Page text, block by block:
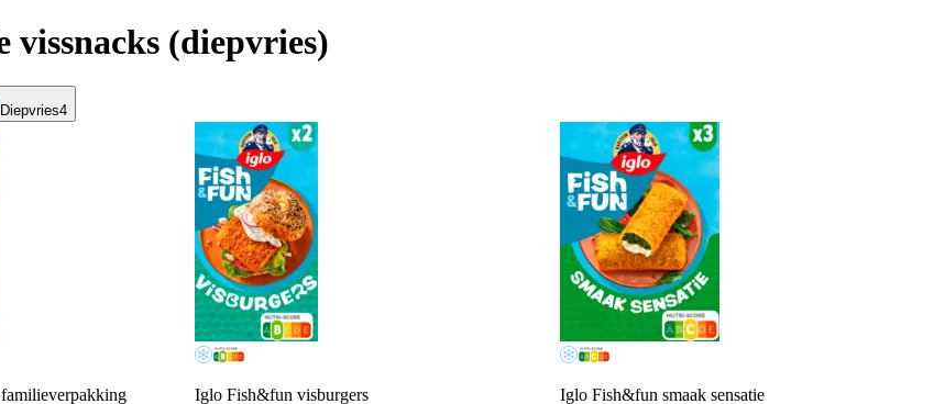
vissnacks (diepvries)
Diepvries4
Iglo Fish&fun visburgers
Iglo Fish&fun smaak sensatie